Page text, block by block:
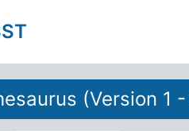
(Version 1
GEBIEDEN
STRUCTUREN